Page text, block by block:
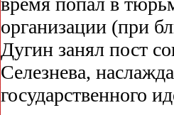
организации (при
Дугин занял пост
Селезнева,
государственного